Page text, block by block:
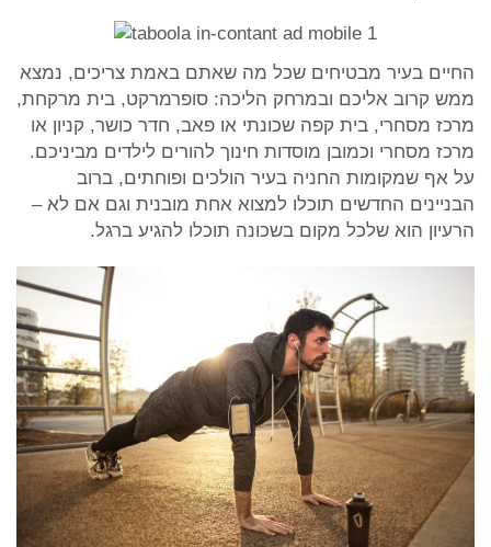
החיים בעיר מבטיחים שכל מה שאתם באמת צריכים, נמצא
ממש קרוב אליכם ובמרחק הליכה: סופרמרקט, בית מרקחת,
מרכז מסחרי, בית קפה שכונתי או פאב, חדר כושר, קניון או
מרכז מסחרי וכמובן מוסדות חינוך להורים לילדים מביניכם.
על אף שמקומות החניה בעיר הולכים ופוחתים, ברוב
הבניינים החדשים תוכלו למצוא אחת מובנית וגם אם לא –
הרעיון הוא שלכל מקום בשכונה תוכלו להגיע ברגל.